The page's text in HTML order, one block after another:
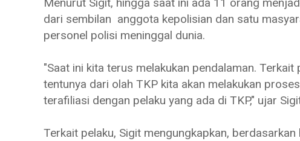
dari sembilan anggota kepolisian dan satu
personel polisi meninggal dunia.
"Saat ini kita terus melakukan pendalaman.
tentunya dari olah TKP kita akan melakukan
terafiliasi dengan pelaku yang ada di TKP," ujar
Terkait pelaku, Sigit mengungkapkan,